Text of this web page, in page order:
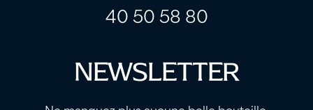
40 50 58 80
NEWSLETTER